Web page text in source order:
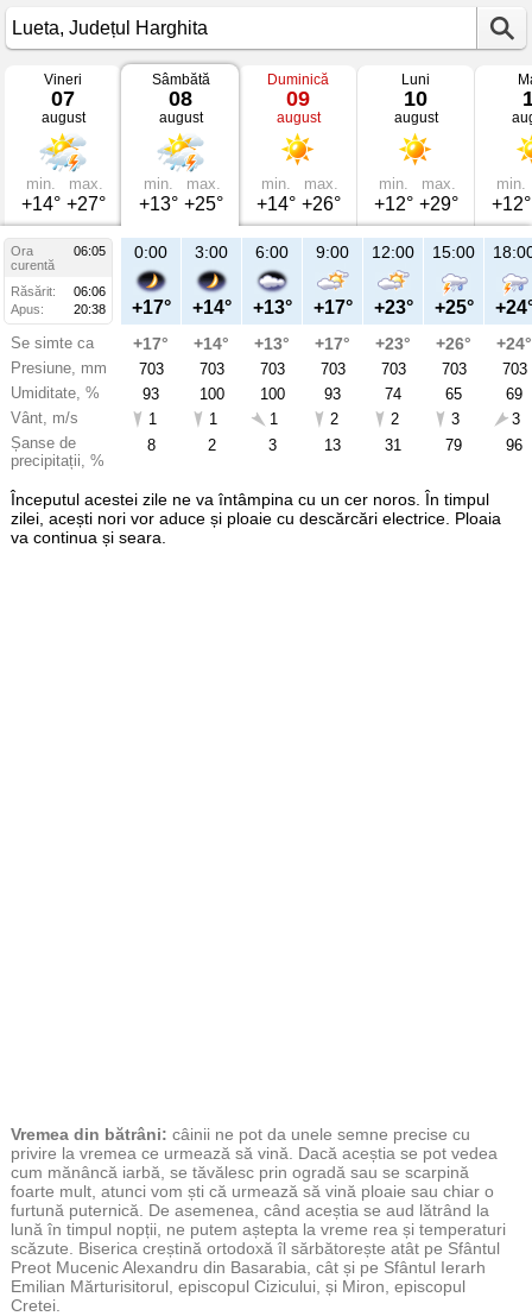
Vremea
Lueta
mâine
Județul
Harghita
Vineri
07
august
min.
+14°
max.
+27°
Sâmbătă
08
august
min.
+13°
max.
+25°
Duminică
09
august
min.
+14°
max.
+26°
Luni
10
august
min.
+12°
max.
+29°
min.
+12°
Ora
06:05
curentă
Răsărit:
06:06
Apus:
20:38
Se simte ca
Presiune, mm
Umiditate, %
Vânt, m/s
Șanse de
precipitații, %
21:00
+22°
+22°
703
83
2
37
Sâ
aug
0:00
+17°
+17°
703
93
1
8
3:00
+14°
+14°
703
100
1
2
6:00
+13°
+13°
703
100
1
3
9:00
+17°
+17°
703
93
2
13
12:00
+23°
+23°
703
74
2
31
15:00
+25°
+26°
703
65
3
79
+24°
703
69
3
96
Începutul acestei zile ne va întâmpina cu un cer noros. În timpul
zilei, acești nori vor aduce și ploaie cu descărcări electrice. Ploaia
va continua și seara.
Vremea din bătrâni: câinii ne pot da unele semne precise cu
privire la vremea ce urmează să vină. Dacă aceștia se pot vedea
cum mănâncă iarbă, se tăvălesc prin ogradă sau se scarpină
foarte mult, atunci vom ști că urmează să vină ploaie sau chiar o
furtună puternică. De asemenea, când aceștia se aud lătrând la
lună în timpul nopții, ne putem aștepta la vreme rea și temperaturi
scăzute. Biserica creștină ortodoxă îl sărbătorește atât pe Sfântul
Preot Mucenic Alexandru din Basarabia, cât și pe Sfântul Ierarh
Emilian Mărturisitorul, episcopul Cizicului, și Miron, episcopul
Cretei.